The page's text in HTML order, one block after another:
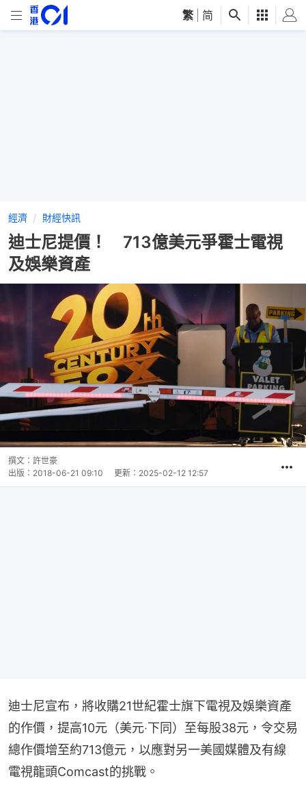
繁 简
經濟 財經快訊
迪士尼提價！ 713億美元爭霍士電視
及娛樂資產
撰文： 許世豪
出版： 2018-06-21 09:10 更新： 2025-02-12 12:57
迪士尼宣布，將收購21世紀霍士旗下電視及娛樂資產
的作價，提高10元（美元‧下同）至每股38元，令交易
總作價增至約713億元，以應對另一美國媒體及有線
電視龍頭Comcast的挑戰。